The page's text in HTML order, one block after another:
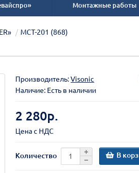
Монтажные работы
MCT-201 (868)
Производитель:Visonic
Наличие: Есть в наличии
2 280р.
Цена с НДС
Количество В